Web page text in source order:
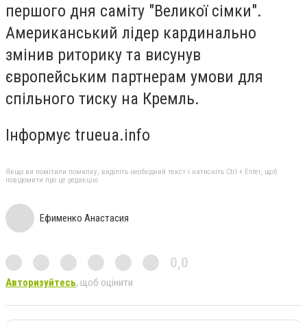
першого дня саміту "Великої сімки".
Американський лідер кардинально
змінив риторику та висунув
європейським партнерам умови для
спільного тиску на Кремль.
Інформує trueua.info
Якщо ви помітили помилку, виділіть необхідний текст і натисніть Ctrl + Enter, щоб
повідомити про це редакцію
Ефименко Анастасия
0,0
Авторизуйтесь, щоб оцінити